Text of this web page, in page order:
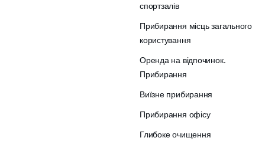
спортзалів
Прибирання місць загального
користування
Оренда на відпочинок.
Прибирання
Виїзне прибирання
Прибирання офісу
Глибоке очищення